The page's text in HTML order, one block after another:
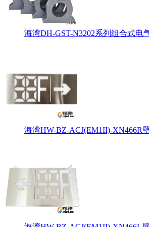
海湾DH-GST-N3202系列组合式电
海湾HW-BZ-ACJ(EM1II)-XN466R